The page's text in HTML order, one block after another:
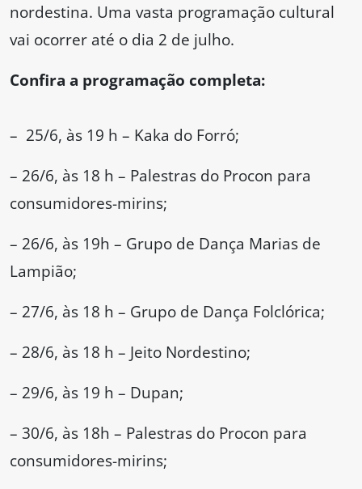
nordestina. Uma vasta programação cultural
vai ocorrer até o dia 2 de julho.
Confira a programação completa:
– 25/6, às 19 h – Kaka do Forró;
– 26/6, às 18 h – Palestras do Procon para
consumidores-mirins;
– 26/6, às 19h – Grupo de Dança Marias de
Lampião;
– 27/6, às 18 h – Grupo de Dança Folclórica;
– 28/6, às 18 h – Jeito Nordestino;
– 29/6, às 19 h – Dupan;
– 30/6, às 18h – Palestras do Procon para
consumidores-mirins;